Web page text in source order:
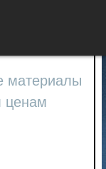
материалы
ценам